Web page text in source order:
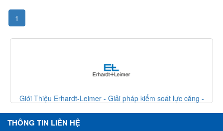
1
kiểm soát lực căng -
Giới Thiệu Erhardt-Leimer - Giải pháp
THÔNG TIN LIÊN HỆ